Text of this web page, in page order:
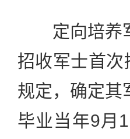
定向培养军
招收军士首
规定，确定其
毕业当年9月